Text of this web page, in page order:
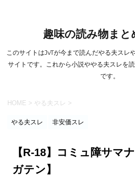
趣味の読み物ま
このサイトはJvTが今まで読んだやる夫スレ
サイトです。これから小説ややる夫スレを
です。
HOME > やる夫スレ >
やる夫スレ 非安価スレ
【R-18】コミュ障サマ
ガテン】